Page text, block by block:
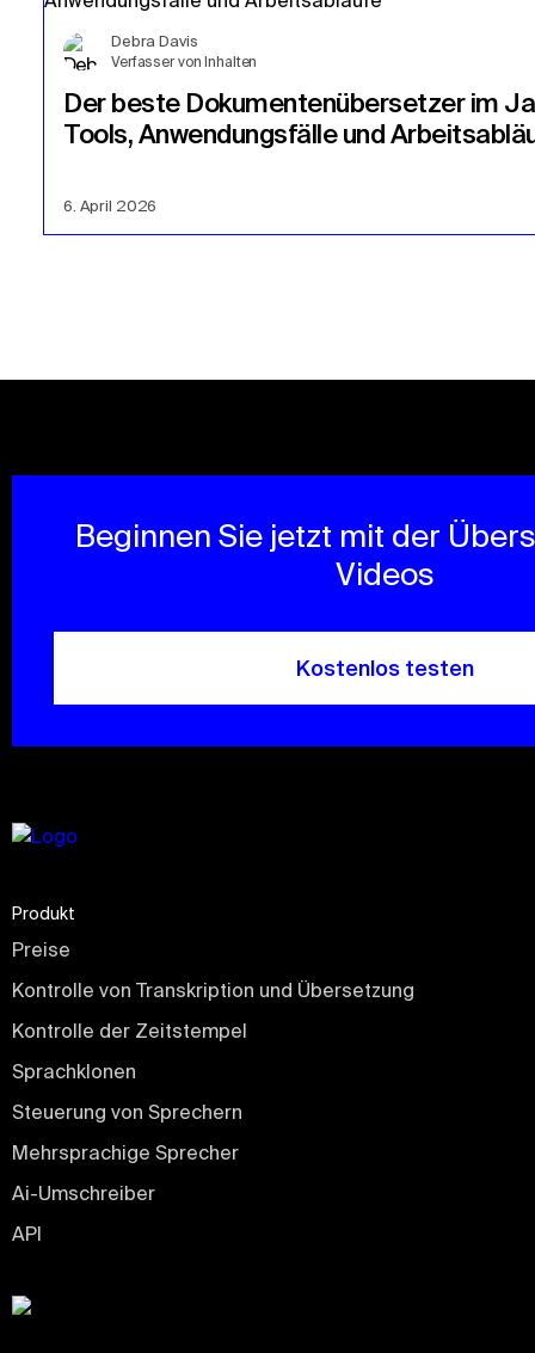
Debra Davis
Verfasser von Inhalten
Der beste Dokumentenübersetzer im
Tools, Anwendungsfälle und
6. April 2026
Beginnen Sie jetzt mit der
Videos
Kostenlos testen
Produkt
Preise
Kontrolle von Transkription und Übersetzung
Kontrolle der Zeitstempel
Sprachklonen
Steuerung von Sprechern
Mehrsprachige Sprecher
Ai-Umschreiber
API